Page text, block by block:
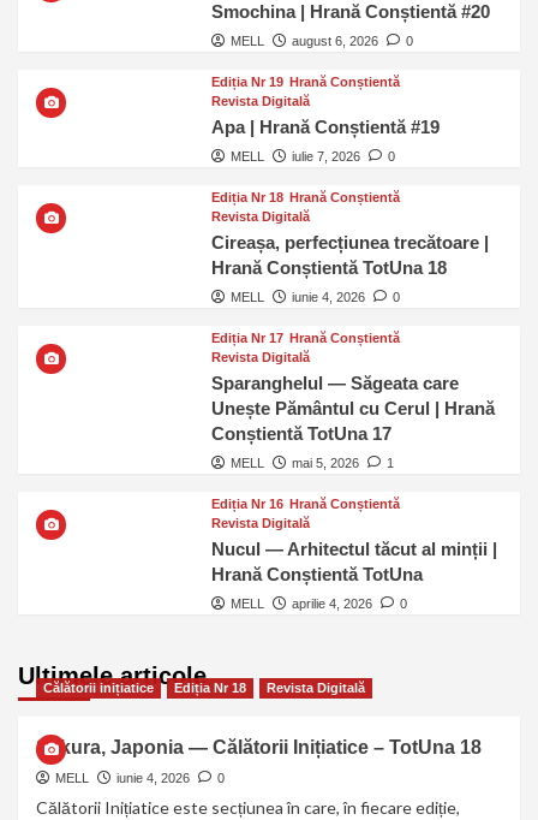
Smochina | Hrană Conștientă #20
MELL august 6, 2026 0
Ediția Nr 19 Hrană Conștientă
Revista Digitală
Apa | Hrană Conștientă #19
MELL iulie 7, 2026 0
Ediția Nr 18 Hrană Conștientă
Revista Digitală
Cireașa, perfecțiunea trecătoare |
Hrană Conștientă TotUna 18
MELL iunie 4, 2026 0
Ediția Nr 17 Hrană Conștientă
Revista Digitală
Sparanghelul — Săgeata care
Unește Pământul cu Cerul | Hrană
Conștientă TotUna 17
MELL mai 5, 2026 1
Ediția Nr 16 Hrană Conștientă
Revista Digitală
Nucul — Arhitectul tăcut al minții |
Hrană Conștientă TotUna
MELL aprilie 4, 2026 0
Ultimele articole
Călătorii inițiatice Ediția Nr 18 Revista Digitală
Sakura, Japonia — Călătorii Inițiatice – TotUna 18
MELL iunie 4, 2026 0
Călătorii Inițiatice este secțiunea în care, în fiecare ediție,